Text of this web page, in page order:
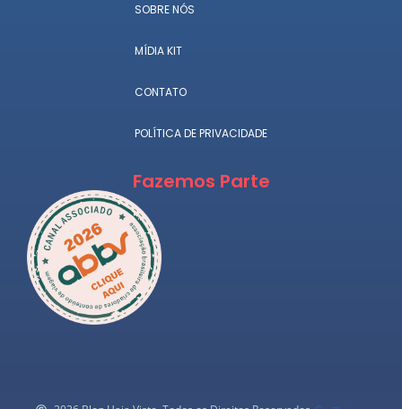
SOBRE NÓS
MÍDIA KIT
CONTATO
POLÍTICA DE PRIVACIDADE
Fazemos Parte